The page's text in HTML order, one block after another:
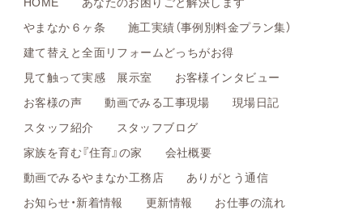
やまなか６ヶ条
施工実績（事例別料金プラン集）
建て替えと全面リフォームどっちがお得
見て触って実感 展示室
お客様インタビュー
お客様の声
動画でみる工事現場
現場日記
スタッフ紹介
スタッフブログ
家族を育む『住育』の家
会社概要
動画でみるやまなか工務店
ありがとう通信
お知らせ・新着情報
更新情報
お仕事の流れ